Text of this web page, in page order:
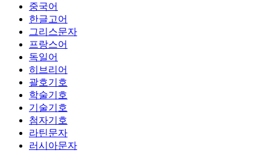
중국어
한글고어
그리스문자
프랑스어
독일어
히브리어
괄호기호
학술기호
기술기호
첨자기호
라틴문자
러시아문자